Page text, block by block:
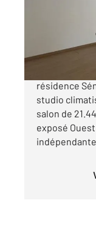
Century 21
résidence
studio
salon de
exposé